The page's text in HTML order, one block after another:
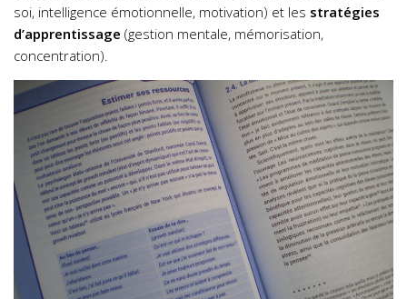
soi, intelligence émotionnelle, motivation) et les stratégies
d’apprentissage (gestion mentale, mémorisation,
concentration).